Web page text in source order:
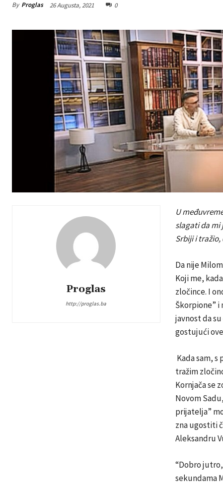
By Proglas 26 Augusta, 2021 0
Proglas
http://proglas.ba
U
slagati da mi
Srbiji i tražio,
Da nije
Koji me,
zločince. I
Škorpione” i
javnost da
gostujući
Kada sam,
tražim
Kornjača se
Novom
prijatelja”
zna ugostiti
Aleksandru
“Dobro
sekundama